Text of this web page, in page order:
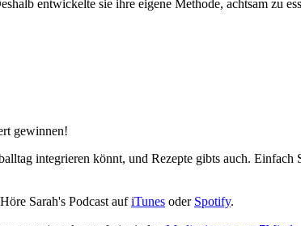
entwickelte sie ihre eigene Methode, achtsam zu
gewinnen!
integrieren könnt, und Rezepte gibts auch. Einfach
Sarah's Podcast aufiTunes oder Spotify.